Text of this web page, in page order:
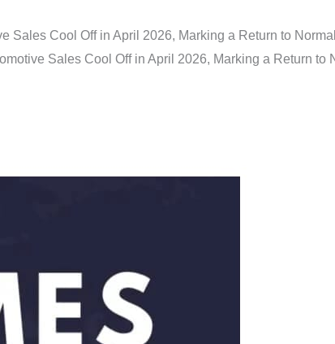
Sales Cool Off in April 2026, Marking a Return to Normal
Sales Cool Off in April 2026, Marking a Return to